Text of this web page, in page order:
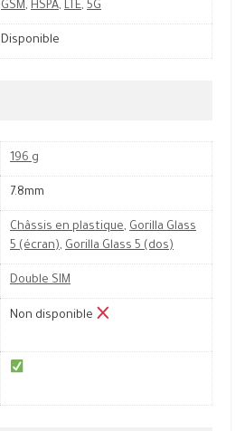
GSM, HSPA, LTE, 5G
Disponible
196 g
7.8mm
Châssis en plastique, Gorilla Glass
5 (écran), Gorilla Glass 5 (dos)
Double SIM
Non disponible